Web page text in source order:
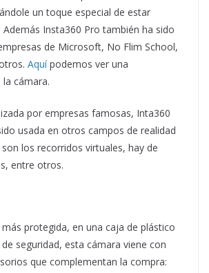
un toque especial de estar
Insta360 Pro también ha sido
de Microsoft, No Flim School,
Aquípodemos ver una
cámara.
por empresas famosas, Inta360
usada en otros campos de realidad
los recorridos virtuales, hay de
entre otros.
protegida, en una caja de plástico
seguridad, esta cámara viene con
que complementan la compra: